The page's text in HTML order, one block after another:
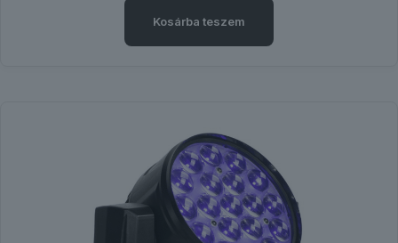
Kosárba teszem